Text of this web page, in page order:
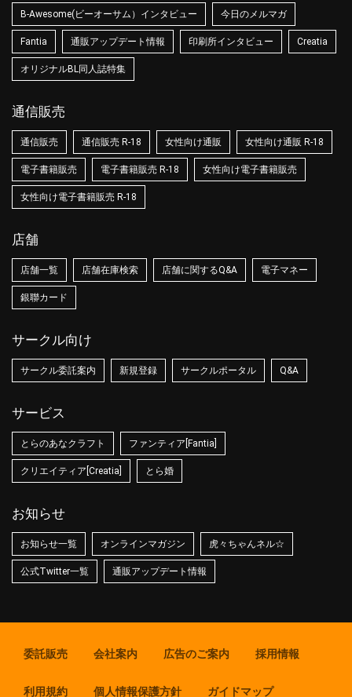
B-Awesome(ビーオーサム）インタビュー 今日のメルマガ
Fantia 通販アップデート情報 印刷所インタビュー Creatia
オリジナルBL同人誌特集
通信販売
通信販売 通信販売 R-18 女性向け通販 女性向け通販 R-18
電子書籍販売 電子書籍販売 R-18 女性向け電子書籍販売
女性向け電子書籍販売 R-18
店舗
店舗一覧 店舗在庫検索 店舗に関するQ&A 電子マネー
銀聯カード
サークル向け
サークル委託案内 新規登録 サークルポータル Q&A
サービス
とらのあなクラフト ファンティア[Fantia]
クリエイティア[Creatia] とら婚
お知らせ
お知らせ一覧 オンラインマガジン 虎々ちゃんネル☆
公式Twitter一覧 通販アップデート情報
委託販売 会社案内 広告のご案内 採用情報
利用規約 個人情報保護方針 ガイドマップ